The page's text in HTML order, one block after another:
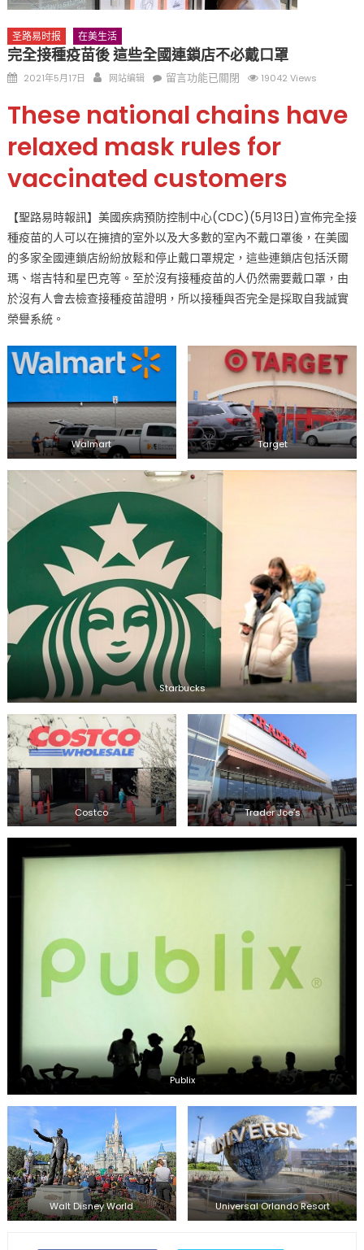
圣路易时报 在美生活
完全接種疫苗後 這些全國連鎖店不必戴口罩
Posted
2021年5月17日 Author
网站编辑
在
全
種
疫
苗
這
些
全
國
連
口
罩〉
中
留言功能已關閉 19042 Views
These national chains have
relaxed mask rules for
vaccinated customers
【聖路易時報訊】美國疾病預防控制中心(CDC)(5月13日)宣佈完全接
種疫苗的人可以在擁擠的室外以及大多數的室內不戴口罩後，在美國
的多家全國連鎖店紛紛放鬆和停止戴口罩規定，這些連鎖店包括沃爾
瑪、塔吉特和星巴克等。至於沒有接種疫苗的人仍然需要戴口罩，由
於沒有人會去檢查接種疫苗證明，所以接種與否完全是採取自我誠實
榮譽系統。
Walmart Target
Starbucks
Costco Trader Joe’s
Publix
Walt Disney World Universal Orlando Resort